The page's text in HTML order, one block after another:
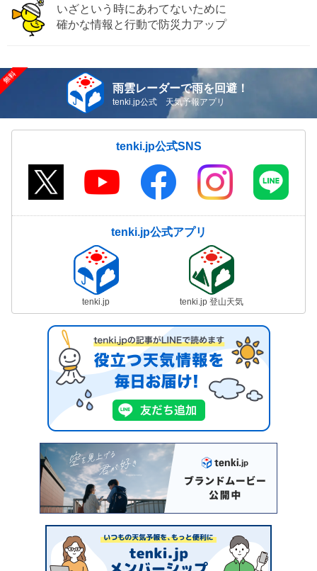
いざという時にあわてないために
確かな情報と行動で防災力アップ
雨雲レーダーで雨を回避！
tenki.jp公式 天気予報アプリ
tenki.jp公式SNS
tenki.jp公式アプリ
tenki.jp tenki.jp 登山天気